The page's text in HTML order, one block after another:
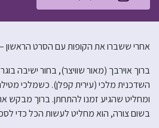
אחרי ששברו את הקופות עם הסרט הראשון
ברוך אוירבך (מאור שוויצר), בחור ישיבה
השדכנית מלכי (עירית קפלן). כשמלכי
ומחליט שהגיע זמנו להתחתן. ברוך מבקש
בשום צורה, הוא מחליט לעשות הכל כדי